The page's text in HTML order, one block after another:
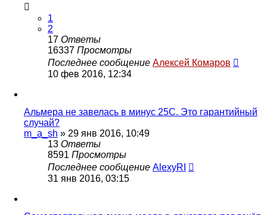
1
2
17 Ответы
16337 Просмотры
Последнее сообщение Алексей Комаров
10 фев 2016, 12:34
Альмера не завелась в минус 25С. Это гарантийный
случай?
m_a_sh » 29 янв 2016, 10:49
13 Ответы
8591 Просмотры
Последнее сообщение AlexyRI
31 янв 2016, 03:15